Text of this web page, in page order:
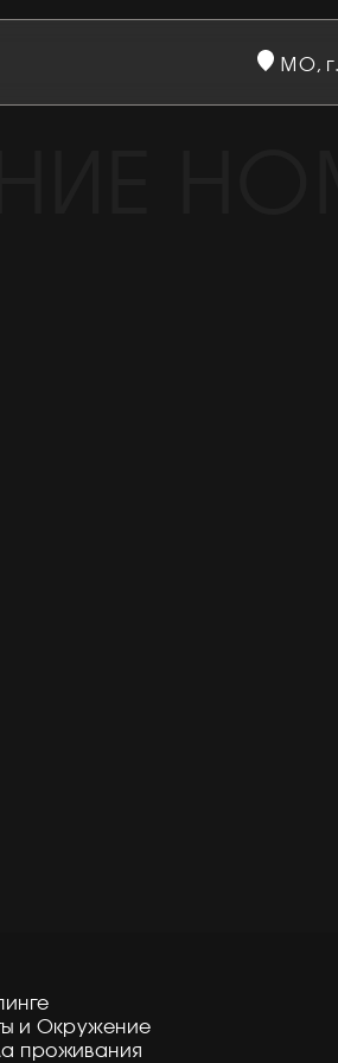
МО,
и Окружение
проживания